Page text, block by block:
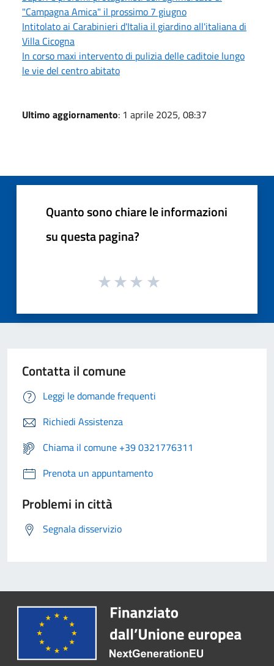
"Campagna Amica" il prossimo 7 giugno
Intitolato ai Carabinieri d'Italia il giardino all'italiana di
Villa Cicogna
In corso maxi intervento di pulizia delle caditoie lungo
le vie del centro abitato
Ultimo aggiornamento: 1 aprile 2025, 08:37
Quanto sono chiare le informazioni
su questa pagina?
Contatta il comune
Leggi le domande frequenti
Richiedi Assistenza
Chiama il comune +39 0321776311
Prenota un appuntamento
Problemi in città
Segnala disservizio